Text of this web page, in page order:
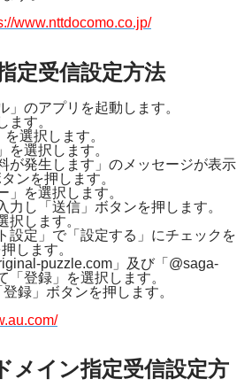
www.nttdocomo.co.jp/
定受信設定方法
」のアプリを起動します。
ます。
選択します。
を選択します。
が発生します」のメッセージが表示
ンを押します。
」を選択します。
力し「送信」ボタンを押します。
択します。
設定」で「設定する」にチェックを
します。
puzzle.com」及び「@saga-
「登録」を選択します。
録」ボタンを押します。
メイン指定受信設定方